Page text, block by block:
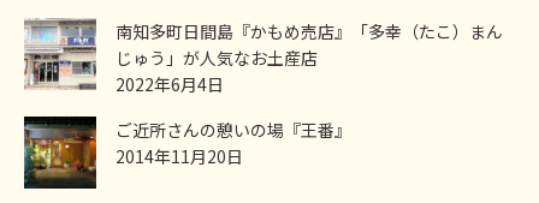
南知多町日間島『かもめ売店』「多幸（たこ）まん
じゅう」が人気なお土産店
2022年6月4日
ご近所さんの憩いの場『王番』
2014年11月20日